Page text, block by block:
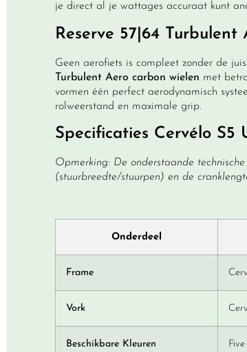
je direct al je wattages accuraat kunt
Reserve 57|64 Turbulent
Geen aerofiets is compleet zonder de
Turbulent Aero carbon wielen met
vormen één perfect aerodynamisch
rolweerstand en maximale grip.
Specificaties Cervélo S5
Opmerking: De onderstaande
(stuurbreedte/stuurpen) en de
Onderdeel
Frame
Vork
Beschikbare Kleuren